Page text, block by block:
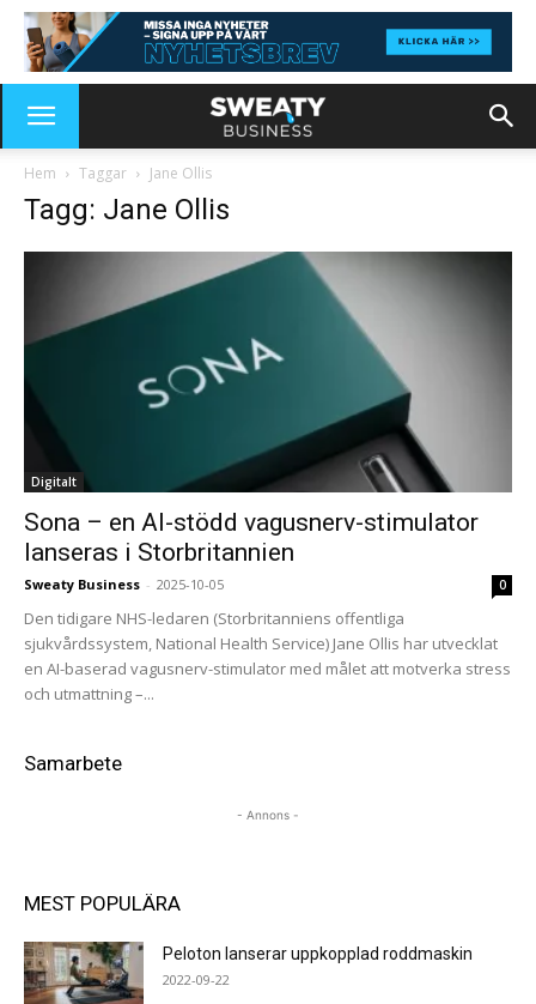
Hem Taggar Jane Ollis
Tagg: Jane Ollis
Digitalt
Sona – en AI-stödd vagusnerv-stimulator
lanseras i Storbritannien
Sweaty Business - 2025-10-05 0
Den tidigare NHS-ledaren (Storbritanniens offentliga
sjukvårdssystem, National Health Service) Jane Ollis har utvecklat
en AI-baserad vagusnerv-stimulator med målet att motverka stress
och utmattning –...
Samarbete
- Annons -
MEST POPULÄRA
Peloton lanserar uppkopplad roddmaskin
2022-09-22